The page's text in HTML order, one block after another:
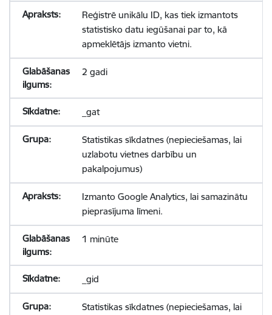
Reģistrē unikālu ID, kas tiek izmantots
statistisko datu iegūšanai par to, kā
apmeklētājs izmanto vietni.
2 gadi
_gat
Statistikas sīkdatnes (nepieciešamas, lai
uzlabotu vietnes darbību un
pakalpojumus)
Izmanto Google Analytics, lai samazinātu
pieprasījuma līmeni.
1 minūte
_gid
Statistikas sīkdatnes (nepieciešamas, lai